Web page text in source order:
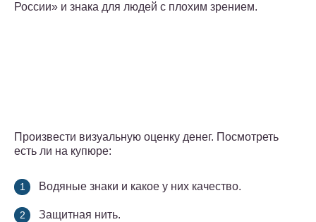
России» и знака для людей с плохим зрением.
Произвести визуальную оценку денег. Посмотреть
есть ли на купюре:
Водяные знаки и какое у них качество.
Защитная нить.